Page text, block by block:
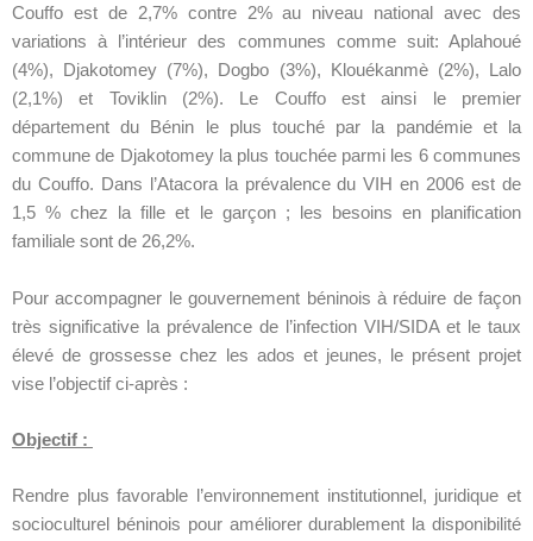
Couffo est de 2,7% contre 2% au niveau national avec des
variations à l’intérieur des communes comme suit: Aplahoué
(4%), Djakotomey (7%), Dogbo (3%), Klouékanmè (2%), Lalo
(2,1%) et Toviklin (2%). Le Couffo est ainsi le premier
département du Bénin le plus touché par la pandémie et la
commune de Djakotomey la plus touchée parmi les 6 communes
du Couffo. Dans l’Atacora la prévalence du VIH en 2006 est de
1,5 % chez la fille et le garçon ; les besoins en planification
familiale sont de 26,2%.
Pour accompagner le gouvernement béninois à réduire de façon
très significative la prévalence de l’infection VIH/SIDA et le taux
élevé de grossesse chez les ados et jeunes, le présent projet
vise l’objectif ci-après :
Objectif :
Rendre plus favorable l’environnement institutionnel, juridique et
socioculturel béninois pour améliorer durablement la disponibilité